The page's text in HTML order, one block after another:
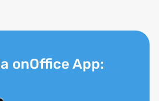
onOffice App: